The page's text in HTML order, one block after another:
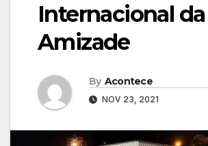
Internacional da
Amizade
By Acontece
NOV 23, 2021